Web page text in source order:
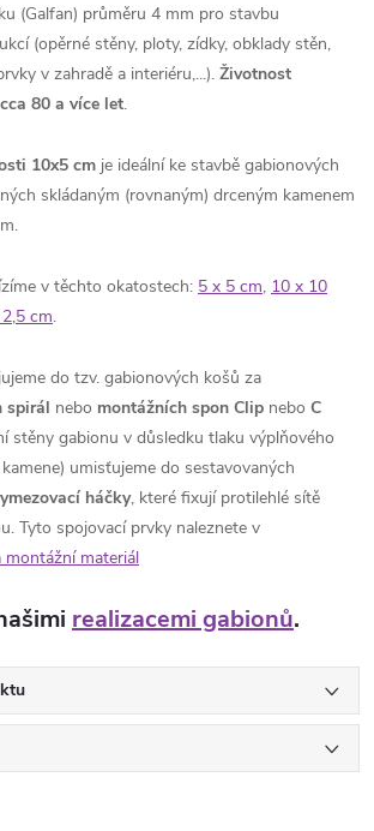
(Galfan) průměru 4 mm pro stavbu
(opěrné stěny, ploty, zídky, obklady stěn,
v zahradě a interiéru,...). Životnost
80 a více let.
10x5 cm je ideální ke stavbě gabionových
skládaným (rovnaným) drceným kamenem
v těchto okatostech: 5 x 5 cm, 10 x 10
cm.
do tzv. gabionových košů za
spirál nebo montážních spon Clip nebo C
stěny gabionu v důsledku tlaku výplňového
umisťujeme do sestavovaných
háčky, které fixují protilehlé sítě
Tyto spojovací prvky naleznete v
montážní materiál
realizacemi gabionů.